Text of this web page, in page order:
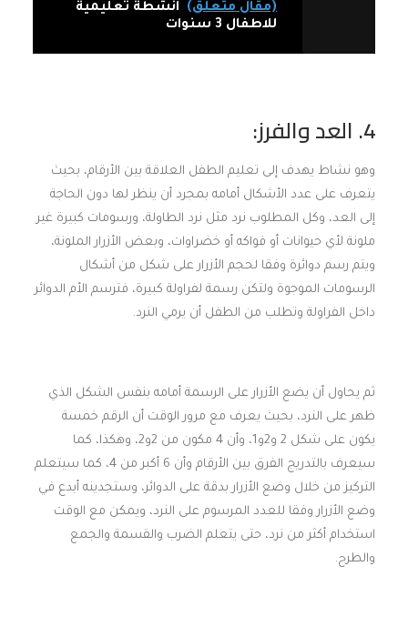
(مقال متعلّق)
انشطة تعليمية
للاطفال 3 سنوات
4. العد والفرز:
وهو نشاط يهدف إلى تعليم الطفل العلاقة بين الأرقام، بحيث
يتعرف على عدد الأشكال أمامه بمجرد أن ينظر لها دون الحاجة
إلى العد، وكل المطلوب نرد مثل نرد الطاولة، ورسومات كبيرة غير
ملونة لأي حيوانات أو فواكه أو خضراوات، وبعض الأزرار الملونة،
ويتم رسم دوائرة وفقا لحجم الأزرار على شكل من أشكال
الرسومات الموجوة ولتكن رسمة لفراولة كبيرة، فترسم الأم الدوائر
داخل الفراولة وتطلب من الطفل أن يرمي النرد.
ثم يحاول أن يضع الأزرار على الرسمة أمامه بنفس الشكل الذي
ظهر على النرد، بحيث يعرف مع مرور الوقت أن الرقم خمسة
يكون على شكل 2 و2و1، وأن 4 مكون من 2و2، وهكذا، كما
سيعرف بالتدريج الفرق بين الأرقام وأن 6 أكبر من 4، كما سيتعلم
التركيز من خلال وضع الأزرار بدقة على الدوائر، وستجدينه أبدع في
وضع الأزرار وفقا للعدد المرسوم على النرد، ويمكن مع الوقت
استخدام أكثر من نرد، حتى يتعلم الضرب والقسمة والجمع
والطرح.